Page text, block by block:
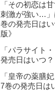
「その初恋は
刺激が強い…」
巻の発売日は
版》
「パラサイト
発売日はいつ
「皇帝の薬膳
7巻の発売日は